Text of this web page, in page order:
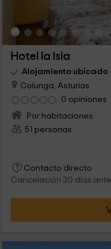
Hotel la Isla
Alojamiento ubicado
Colunga, Asturias
0 opiniones
Por habitaciones
51 personas
Contacto directo
Cancelación 30 días